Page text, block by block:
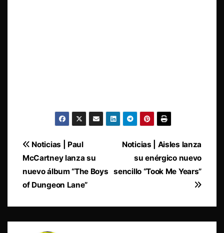
Navegación
de
entradas
Noticias | Aisles lanza
su enérgico nuevo
sencillo “Took Me Years”
Noticias | Paul
McCartney lanza su
nuevo álbum “The Boys
of Dungeon Lane”